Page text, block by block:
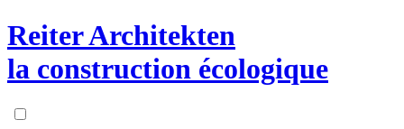
Reiter Architekten
la construction écologique